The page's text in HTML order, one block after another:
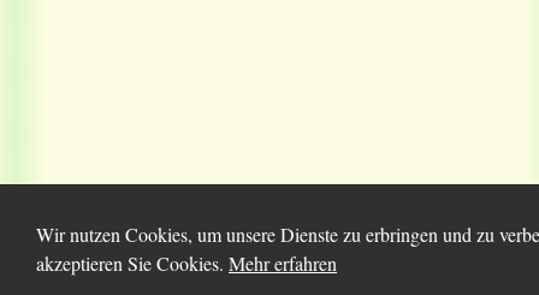
Wir nutzen Cookies, um unsere Dienste zu erbringen und zu
akzeptieren Sie Cookies. Mehr erfahren